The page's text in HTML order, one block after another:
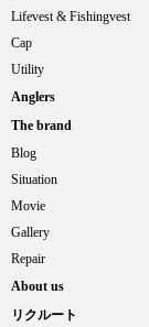
Lifevest & Fishingvest
Cap
Utility
Anglers
The brand
Blog
Situation
Movie
Gallery
Repair
About us
リクルート